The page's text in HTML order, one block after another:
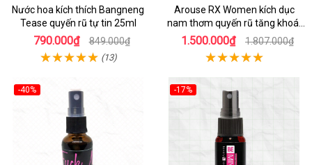
Nước hoa kích thích Bangneng
Tease quyến rũ tự tin 25ml
790.000₫ 849.000₫
(13)
Arouse RX Women kích dục
nam thơm quyến rũ tăng khoái
cảm
1.500.000₫ 1.807.000₫
-40% -17%